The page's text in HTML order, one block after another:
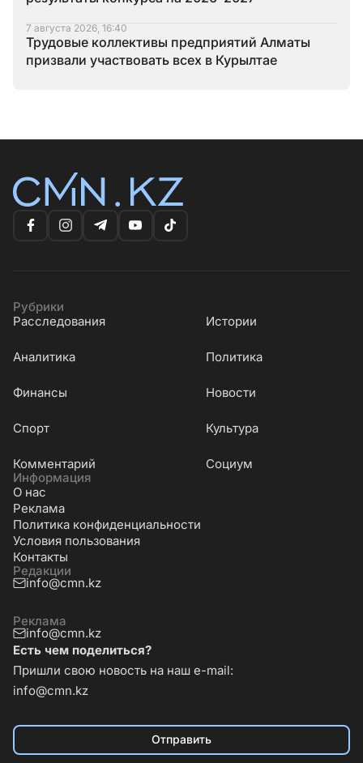
7 августа 2026, 16:40
Трудовые коллективы предприятий Алматы
призвали участвовать всех в Курылтае
Рубрики
Расследования
Истории
Аналитика Политика
Финансы Новости
Cпорт Культура
Комментарий
Социум
Информация
О нас
Реклама
Политика конфиденциальности
Условия пользования
Контакты
Редакции
info@cmn.kz
Реклама
info@cmn.kz
Есть чем поделиться?
Пришли свою новость на наш e-mail:
info@cmn.kz
Отправить